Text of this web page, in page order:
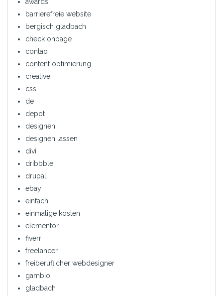
barrierefreie website
bergisch gladbach
check onpage
contao
content optimierung
creative
css
de
depot
designen
designen lassen
divi
dribbble
drupal
ebay
einfach
einmalige kosten
elementor
fiverr
freelancer
freiberuflicher webdesigner
gambio
gladbach